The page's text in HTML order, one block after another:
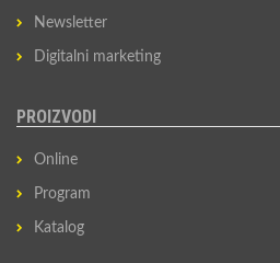
Newsletter
Digitalni marketing
PROIZVODI
Online
Program
Katalog